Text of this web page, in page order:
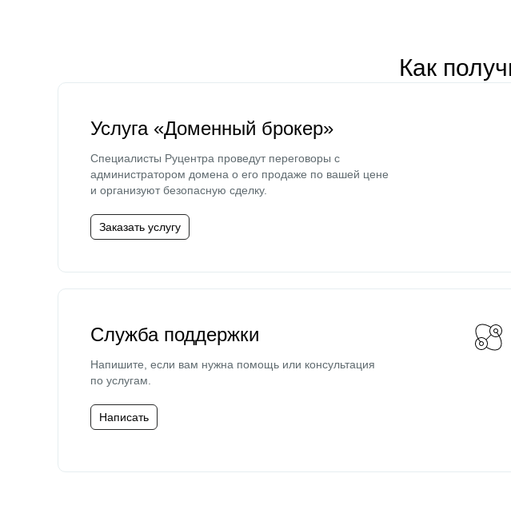
Как
Услуга «Доменный брокер»
Специалисты Руцентра проведут переговоры с
администратором домена о его продаже по вашей цене
и организуют безопасную сделку.
Заказать услугу
Служба поддержки
Напишите, если вам нужна помощь или консультация
по услугам.
Написать